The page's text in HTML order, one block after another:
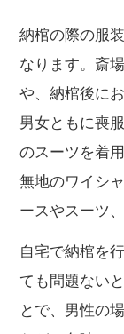
納棺の際の服
なります。斎
や、納棺後に
男女ともに喪
のスーツを着
無地のワイシ
ースやスーツ
自宅で納棺を
ても問題ない
とで、男性の